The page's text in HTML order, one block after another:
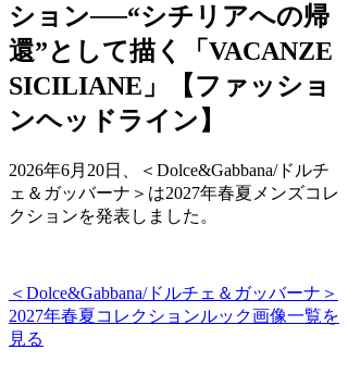
ション──“シチリアへの帰
還”として描く「VACANZE
SICILIANE」【ファッショ
ンヘッドライン】
2026年6月20日、＜Dolce&Gabbana/ドルチ
ェ＆ガッバーナ＞は2027年春夏メンズコレ
クションを発表しました。
＜Dolce&Gabbana/ドルチェ＆ガッバーナ＞
2027年春夏コレクションルック画像一覧を
見る